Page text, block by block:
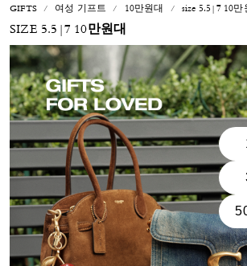
GIFTS 여성 기프트 10만원대 size 5.5|7 10만
SIZE 5.5|7 10만원대